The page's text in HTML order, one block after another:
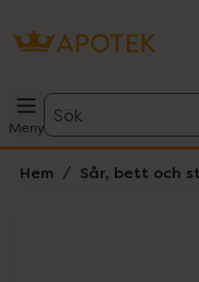
Meny
Sök
Hem Sår, bett och